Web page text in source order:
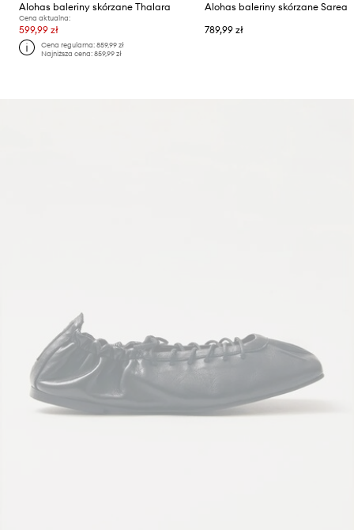
Alohas baleriny skórzane Thalara
Cena aktualna:
599,99 zł
Cena regularna:859,99 zł
Najniższa cena:859,99 zł
Alohas baleriny skórzane Sarea
789,99 zł